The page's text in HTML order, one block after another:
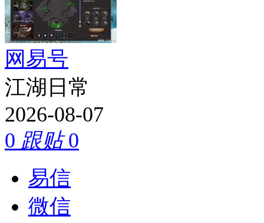
网易号
江湖日常
2026-08-07
0 跟贴0
易信
微信